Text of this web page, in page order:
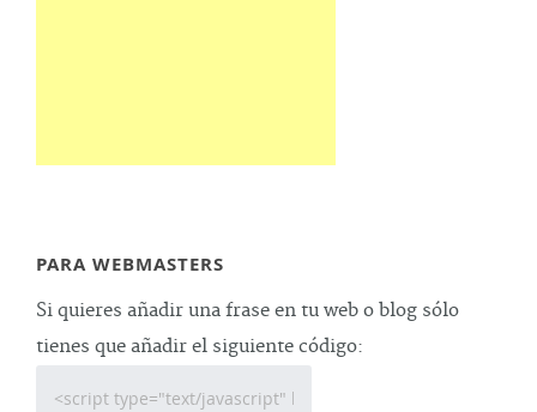
PARA WEBMASTERS
Si quieres añadir una frase en tu web o blog sólo
tienes que añadir el siguiente código: